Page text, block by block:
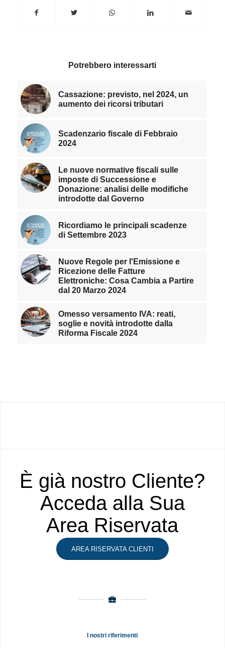
Potrebbero interessarti
Cassazione: previsto, nel 2024, un
aumento dei ricorsi tributari
Scadenzario fiscale di Febbraio
2024
Le nuove normative fiscali sulle
imposte di Successione e
Donazione: analisi delle modifiche
introdotte dal Governo
Ricordiamo le principali scadenze
di Settembre 2023
Nuove Regole per l'Emissione e
Ricezione delle Fatture
Elettroniche: Cosa Cambia a Partire
dal 20 Marzo 2024
Omesso versamento IVA: reati,
soglie e novità introdotte dalla
Riforma Fiscale 2024
È già nostro Cliente?
Acceda alla Sua
Area Riservata
AREA RISERVATA CLIENTI
I nostri riferimenti